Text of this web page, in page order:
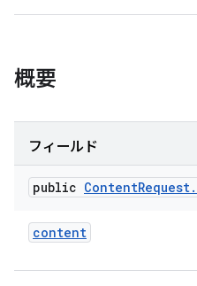
概要
フィールド
public ContentRequest.
content